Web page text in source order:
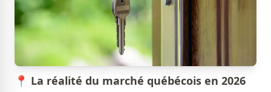
📍 La réalité du marché québécois en 2026